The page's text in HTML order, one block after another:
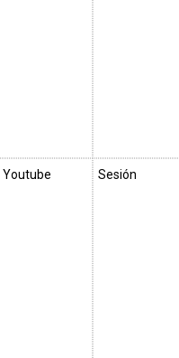
Youtube Sesión